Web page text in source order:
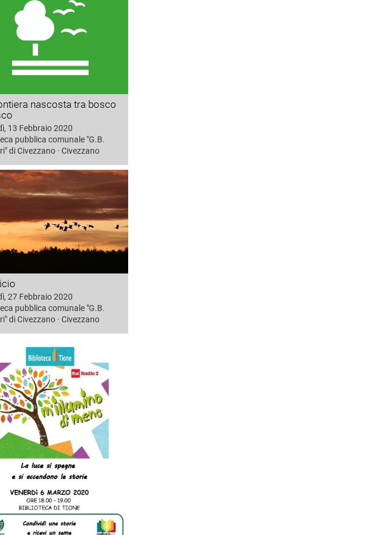
nascosta tra bosco
13 Febbraio 2020
pubblica comunale "G.B.
di Civezzano · Civezzano
27 Febbraio 2020
pubblica comunale "G.B.
di Civezzano · Civezzano